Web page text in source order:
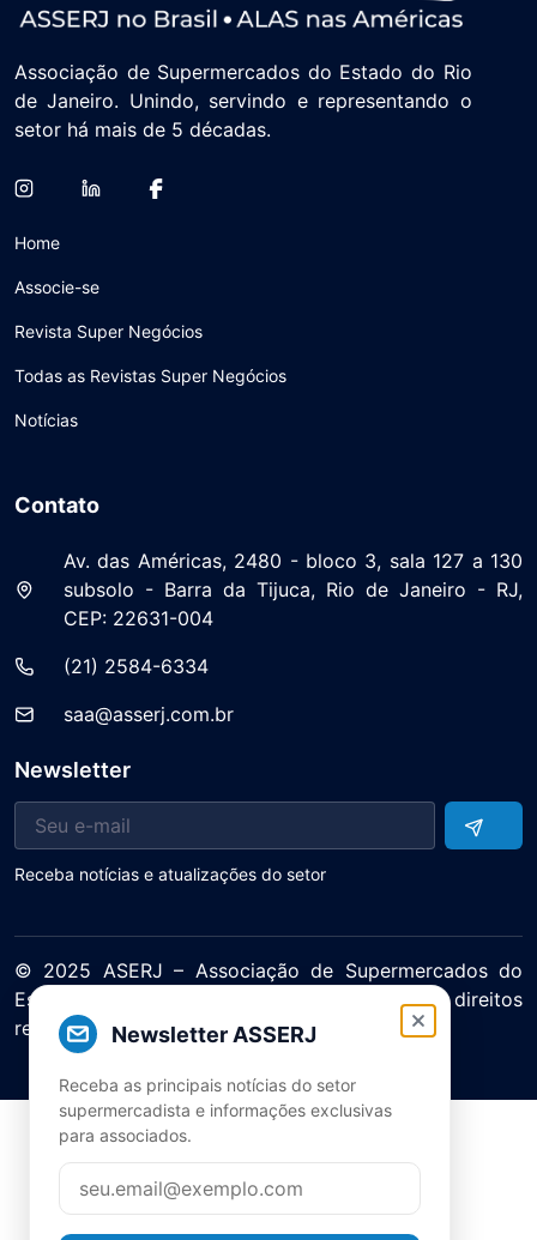
Newsletter ASSERJ
Receba as principais notícias do setor
supermercadista e informações exclusivas
para associados.
Associação de Supermercados do Estado do Rio
de Janeiro. Unindo, servindo e representando o
setor há mais de 5 décadas.
Home
Associe-se
Revista Super Negócios
Todas as Revistas Super Negócios
Notícias
Contato
Av. das Américas, 2480 - bloco 3, sala 127 a 130
subsolo - Barra da Tijuca, Rio de Janeiro - RJ,
CEP: 22631-004
(21) 2584-6334
saa@asserj.com.br
Newsletter
Receba notícias e atualizações do setor
© 2025 ASERJ – Associação de Supermercados do
Estado do Rio de Janeiro. Todos os direitos
reservados.